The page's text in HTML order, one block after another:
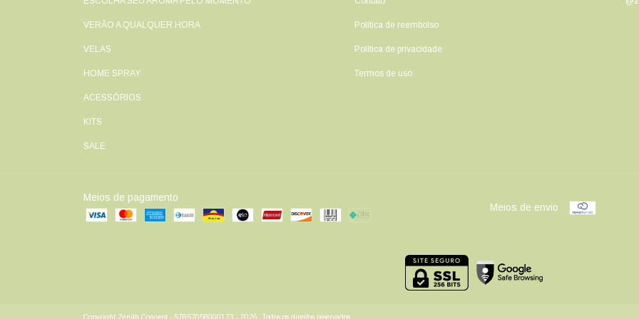
VERÃO A QUALQUER HORA
VELAS
HOME SPRAY
ACESSÓRIOS
KITS
SALE
Política de reembolso
Política de privacidade
Termos de uso
Meios de pagamento
Meios de envio
Copyright Zenith Concept - 57857058000173 - 2026. Todos os direitos reservados.